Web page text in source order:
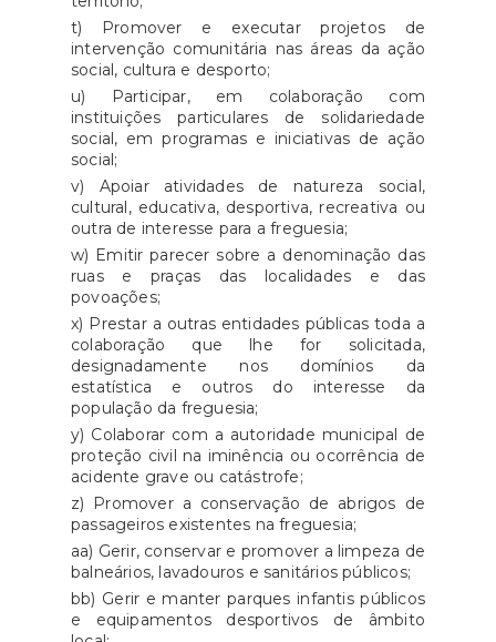
t) Promover e executar projetos de
intervenção comunitária nas áreas da ação
social, cultura e desporto;
u) Participar, em colaboração com
instituições particulares de solidariedade
social, em programas e iniciativas de ação
social;
v) Apoiar atividades de natureza social,
cultural, educativa, desportiva, recreativa ou
outra de interesse para a freguesia;
w) Emitir parecer sobre a denominação das
ruas e praças das localidades e das
povoações;
x) Prestar a outras entidades públicas toda a
colaboração que lhe for solicitada,
designadamente nos domínios da
estatística e outros do interesse da
população da freguesia;
y) Colaborar com a autoridade municipal de
proteção civil na iminência ou ocorrência de
acidente grave ou catástrofe;
z) Promover a conservação de abrigos de
passageiros existentes na freguesia;
aa) Gerir, conservar e promover a limpeza de
balneários, lavadouros e sanitários públicos;
bb) Gerir e manter parques infantis públicos
e equipamentos desportivos de âmbito